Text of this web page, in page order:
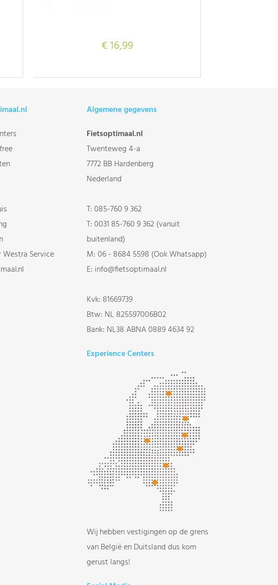
€ 16,99
Service
Algemene gegevens
Fietsoptimaal.nl
Twenteweg 4-a
7772 BB Hardenberg
Nederland
T:085-760 9 362
T:0031 85-760 9 362 (vanuit
buitenland)
M:06 - 8684 5598 (Ook Whatsapp)
E: info@fietsoptimaal.nl
Kvk: 81669739
Btw: NL 825597006B02
Bank: NL38 ABNA 0889 4634 92
Experience Centers
Wij hebben vestigingen op de grens
van België en Duitsland dus kom
gerust langs!